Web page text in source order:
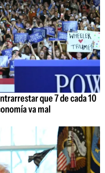
que 7 de cada 10
va mal